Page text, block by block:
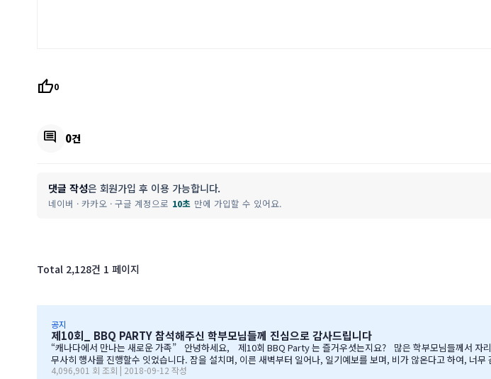
thumb_up0
comment 0건
댓글 작성은 회원가입 후 이용 가능합니다.
네이버 · 카카오 · 구글 계정으로 10초 만에 가입할 수 있어요.
Total 2,128건 1 페이지
공지
제10회_ BBQ PARTY 참석해주신 학부모님들께 진심으로 감사드립니다
“캐나다에서 만나는 새로운 가족” 안녕하세요, 제10회 BBQ Party 는 즐거우셧는지요? 많은 학부모님들께서 자리를 빛내주셔서 너무 감사합니다. 오전에 비가 와서 많이 걱정을 하엿지만, 다행이도 비가 않오지 않아서,
무사히 행사를 진행할수 잇었습니다. 잠을 설치며, 이른 새벽부터 일어나, 일기예보를 보며, 비가 않온다고 하여, 너무 감사
BQ 파티는 WELCOME TO CANADA & WELCOME TO IGE 의미를 두고 있습니다. Q & A 에서 IGE 의 Motto 에 대해서, 언급드린봐와 같이, 행사 준비에 음식준비 그리고 상품 물건을 구입하면서, 필요하신 생필품(?)이 무
4,096,901 회 조회 | 2018-09-12 작성